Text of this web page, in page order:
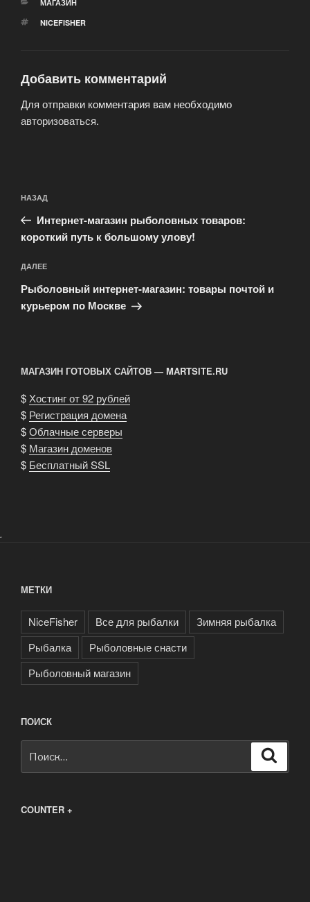
РУБРИКИ
МАГАЗИН
МЕТКИ
NICEFISHER
Добавить комментарий
Для отправки комментария вам необходимо
авторизоваться.
по
записям
Предыдущая
запись:
НАЗАД
Интернет-магазин рыболовных товаров:
короткий путь к большому улову!
Следующая
запись
ДАЛЕЕ
Рыболовный интернет-магазин: товары почтой и
курьером по Москве
МАГАЗИН ГОТОВЫХ САЙТОВ — MARTSITE.RU
$ Хостинг от 92 рублей
$ Регистрация домена
$Облачные серверы
$ Магазин доменов
$ Бесплатный SSL
.
МЕТКИ
NiceFisher Все для рыбалки
Зимняя рыбалка
Рыбалка
Рыболовные снасти
Рыболовный магазин
ПОИСК
COUNTER +